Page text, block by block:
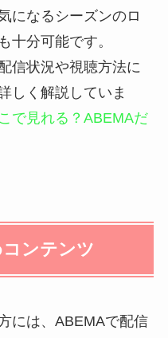
になるシーズンのロ
十分可能です。
信状況や視聴方法に
しく解説していま
で見れる？ABEMAだ
ンテンツ
には、ABEMAで配信